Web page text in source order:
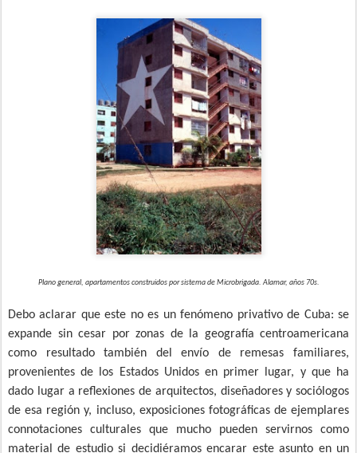
Plano general, apartamentos construidos por sistema de Microbrigada. Alamar, años 70s.
Debo aclarar que este no es un fenómeno privativo de Cuba: se
expande sin cesar por zonas de la geografía centroamericana
como resultado también del envío de remesas familiares,
provenientes de los Estados Unidos en primer lugar, y que ha
dado lugar a reflexiones de arquitectos, diseñadores y sociólogos
de esa región y, incluso, exposiciones fotográficas de ejemplares
connotaciones culturales que mucho pueden servirnos como
material de estudio si decidiéramos encarar este asunto en un